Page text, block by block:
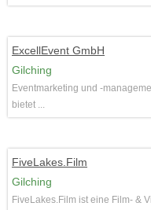
ExcellEvent GmbH
Gilching
Eventmarketing und -
bietet ...
FiveLakes.Film
Gilching
FiveLakes.Film ist eine Film- &